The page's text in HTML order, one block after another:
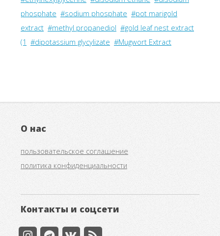
phosphate #sodium phosphate #pot marigold
extract #methyl propanediol #gold leaf nest extract
(1 #dipotassium glycylizate #Mugwort Extract
О нас
пользовательское соглашение
политика конфиденциальности
Контакты и соцсети